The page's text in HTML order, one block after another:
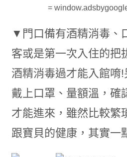
=
▼門口備有酒精消毒、
客或是第一次入住的把
酒精消毒過才能入館唷
戴上口罩、量額溫，確
才能進來，雖然比較繁
跟寶貝的健康，其實一